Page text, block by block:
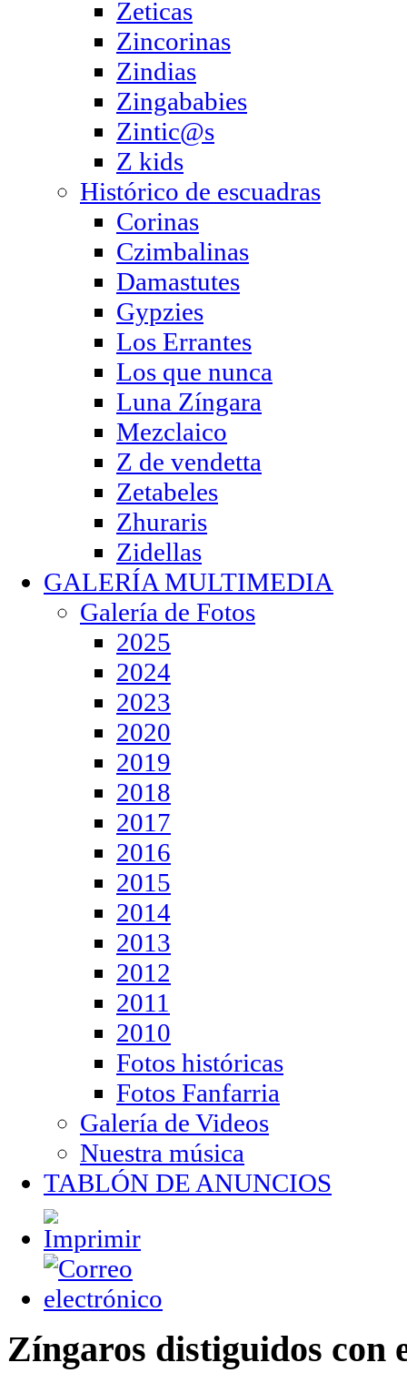
Zeticas
Zincorinas
Zindias
Zingababies
Zintic@s
Z kids
Histórico de escuadras
Corinas
Czimbalinas
Damastutes
Gypzies
Los Errantes
Los que nunca
Luna Zíngara
Mezclaico
Z de vendetta
Zetabeles
Zhuraris
Zidellas
GALERÍA MULTIMEDIA
Galería de Fotos
2025
2024
2023
2020
2019
2018
2017
2016
2015
2014
2013
2012
2011
2010
Fotos históricas
Fotos Fanfarria
Galería de Videos
Nuestra música
TABLÓN DE ANUNCIOS
Zíngaros distiguidos